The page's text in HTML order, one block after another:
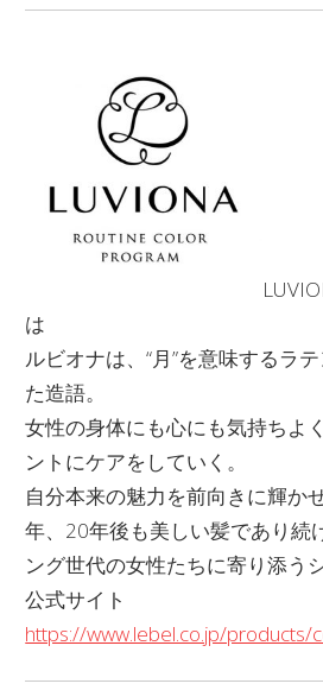
は
ルビオナは、“月”を意味するラ
た造語。
女性の身体にも心にも気持ちよ
ントにケアをしていく。
自分本来の魅力を前向きに輝か
年、20年後も美しい髪であり続
ング世代の女性たちに寄り添う
公式サイト
https://www.lebel.co.jp/products/